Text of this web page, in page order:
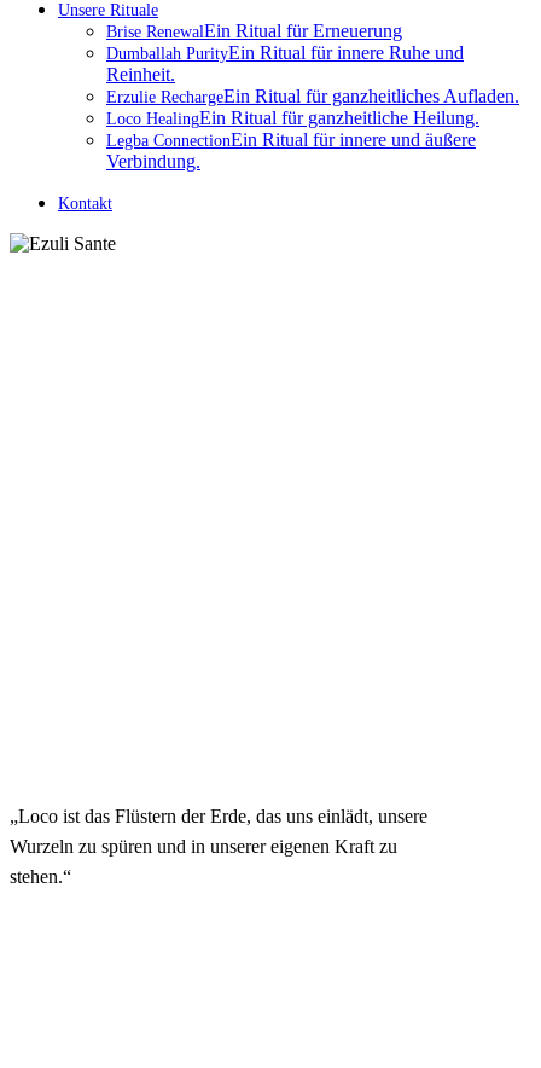
Unsere Rituale
Brise RenewalEin Ritual für Erneuerung
Dumballah PurityEin Ritual für innere Ruhe und
Reinheit.
Erzulie RechargeEin Ritual für ganzheitliches Aufladen.
Loco HealingEin Ritual für ganzheitliche Heilung.
Legba ConnectionEin Ritual für innere und äußere
Verbindung.
Kontakt
„Loco ist das Flüstern der Erde, das uns einlädt, unsere
Wurzeln zu spüren und in unserer eigenen Kraft zu
stehen.“